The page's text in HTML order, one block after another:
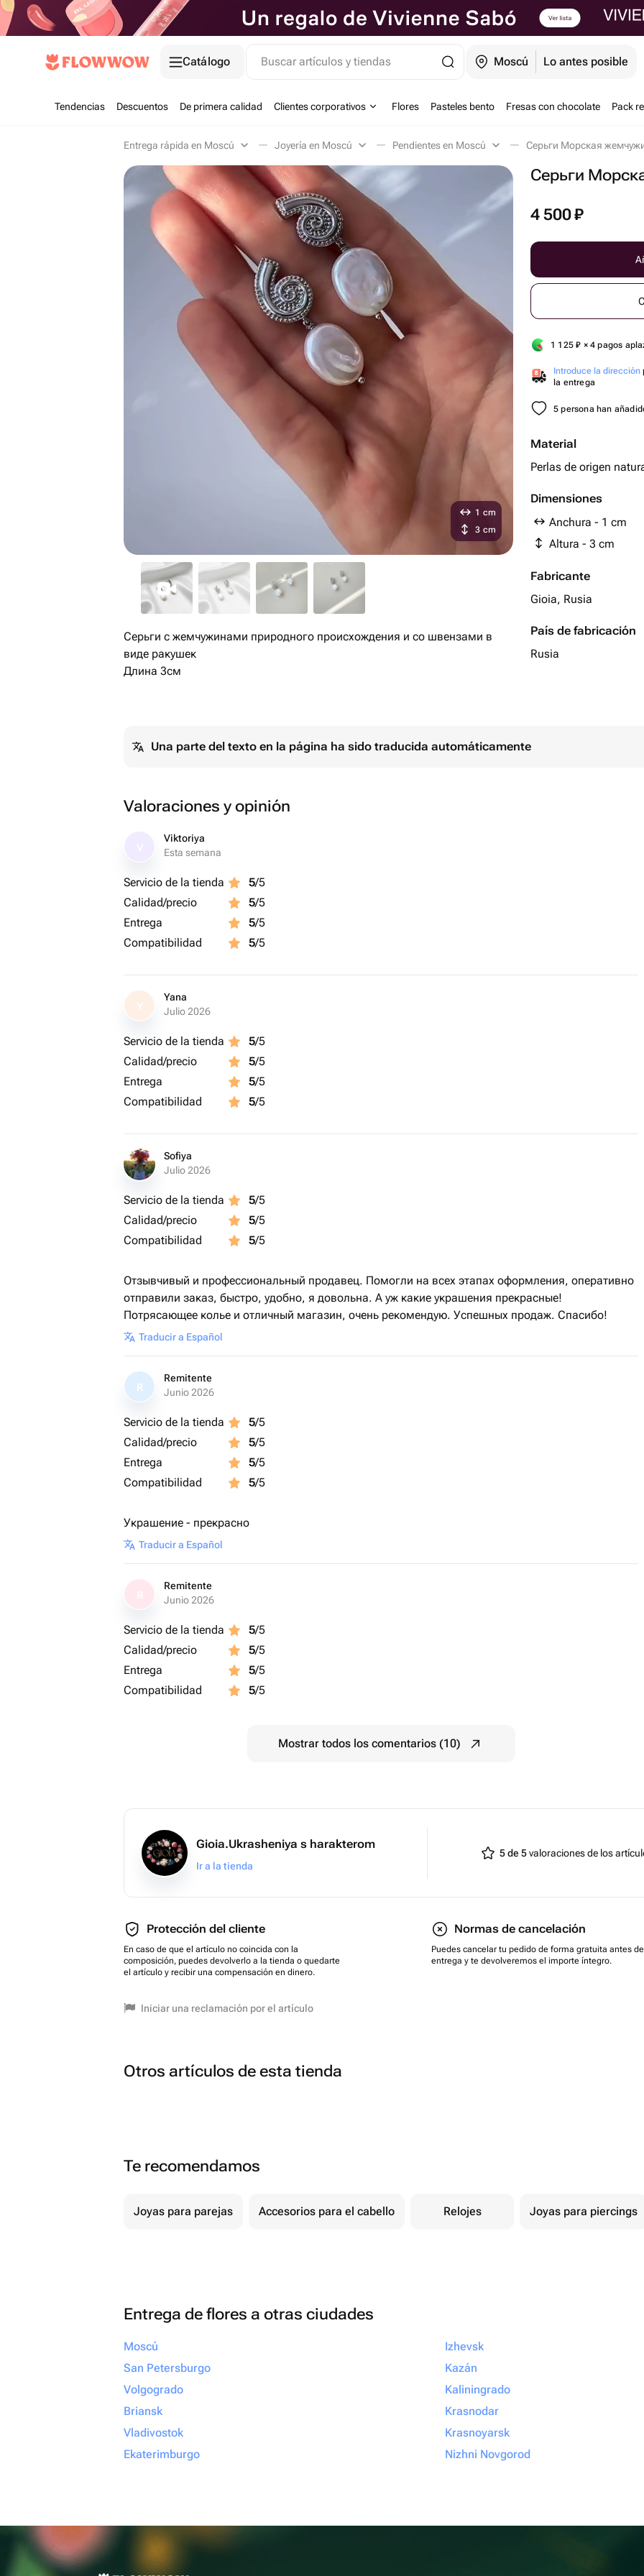
Catálogo Buscar artículos y tiendas Moscú Lo antes posible
Tendencias Descuentos De primera calidad Clientes corporativos Flores Pasteles bento Fresas con chocolate Pack
Entrega rápida en Moscú Joyería en Moscú Pendientes en Moscú Серьги Морская
Серьги
4 500₽
1 125₽ × 4 pagos
Introduce la dirección
la entrega
5 persona han
Material
Perlas de origen
Dimensiones
Anchura - 1 cm
Altura - 3 cm
Fabricante
Gioia, Rusia
País de fabricación
Rusia
1 cm
3 cm
Серьги с жемчужинами природного происхождения и со швензами в
виде ракушек
Длина 3см
Una parte del texto en la página ha sido traducida automáticamente
Valoraciones y opinión
Viktoriya
Esta semana
Servicio de la tienda 5/5
Calidad/precio
5/5
Entrega
5/5
Compatibilidad
5/5
Y
Yana
Julio 2026
Servicio de la tienda 5/5
Calidad/precio
5/5
Entrega
5/5
Compatibilidad
5/5
Sofiya
Julio 2026
Servicio de la tienda 5/5
Calidad/precio
5/5
Compatibilidad
5/5
Отзывчивый и профессиональный продавец. Помогли на всех этапах оформления, оперативно
отправили заказ, быстро, удобно, я довольна. А уж какие украшения прекрасные!
Потрясающее колье и отличный магазин, очень рекомендую. Успешных продаж. Спасибо!
Traducir a Español
R
Remitente
Junio 2026
Servicio de la tienda 5/5
Calidad/precio
5/5
Entrega
5/5
Compatibilidad
5/5
Украшение - прекрасно
Traducir a Español
Remitente
Junio 2026
Servicio de la tienda 5/5
Calidad/precio
5/5
Entrega
5/5
Compatibilidad
5/5
Mostrar todos los comentarios (10)
Gioia.Ukrasheniya s harakterom
Ir a la tienda
5 de 5valoraciones de los
Protección del cliente
En caso de que el artículo no coincida con la
composición, puedes devolverlo a la tienda o quedarte
el artículo y recibir una compensación en dinero.
Normas de cancelación
Puedes cancelar tu pedido de forma gratuita antes
entrega y te devolveremos el importe íntegro.
Iniciar una reclamación por el artículo
Otros artículos de esta tienda
Te recomendamos
Joyas para parejas Accesorios para el cabello Relojes Joyas para piercings
Entrega de flores a otras ciudades
Moscú
San Petersburgo
Volgogrado
Briansk
Vladivostok
Ekaterimburgo
Izhevsk
Kazán
Kaliningrado
Krasnodar
Krasnoyarsk
Nizhni Novgorod